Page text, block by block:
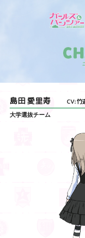
島田 愛里寿 CV:竹
大学選抜チーム